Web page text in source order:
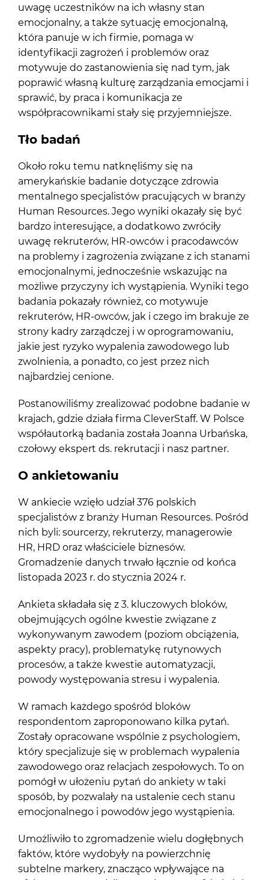
uwagę uczestników na ich własny stan
emocjonalny, a także sytuację emocjonalną,
która panuje w ich firmie, pomaga w
identyfikacji zagrożeń i problemów oraz
motywuje do zastanowienia się nad tym, jak
poprawić własną kulturę zarządzania emocjami i
sprawić, by praca i komunikacja ze
współpracownikami stały się przyjemniejsze.
Tło badań
Około roku temu natknęliśmy się na
amerykańskie badanie dotyczące zdrowia
mentalnego specjalistów pracujących w branży
Human Resources. Jego wyniki okazały się być
bardzo interesujące, a dodatkowo zwróciły
uwagę rekruterów, HR-owców i pracodawców
na problemy i zagrożenia związane z ich stanami
emocjonalnymi, jednocześnie wskazując na
możliwe przyczyny ich wystąpienia. Wyniki tego
badania pokazały również, co motywuje
rekruterów, HR-owców, jak i czego im brakuje ze
strony kadry zarządczej i w oprogramowaniu,
jakie jest ryzyko wypalenia zawodowego lub
zwolnienia, a ponadto, co jest przez nich
najbardziej cenione.
Postanowiliśmy zrealizować podobne badanie w
krajach, gdzie działa firma CleverStaff. W Polsce
współautorką badania została Joanna Urbańska,
czołowy ekspert ds. rekrutacji i nasz partner.
O ankietowaniu
W ankiecie wzięło udział 376 polskich
specjalistów z branży Human Resources. Pośród
nich byli: sourcerzy, rekruterzy, managerowie
HR, HRD oraz właściciele biznesów.
Gromadzenie danych trwało łącznie od końca
listopada 2023 r. do stycznia 2024 r.
Ankieta składała się z 3. kluczowych bloków,
obejmujących ogólne kwestie związane z
wykonywanym zawodem (poziom obciążenia,
aspekty pracy), problematykę rutynowych
procesów, a także kwestie automatyzacji,
powody występowania stresu i wypalenia.
W ramach każdego spośród bloków
respondentom zaproponowano kilka pytań.
Zostały opracowane wspólnie z psychologiem,
który specjalizuje się w problemach wypalenia
zawodowego oraz relacjach zespołowych. To on
pomógł w ułożeniu pytań do ankiety w taki
sposób, by pozwalały na ustalenie cech stanu
emocjonalnego i powodów jego wystąpienia.
Umożliwiło to zgromadzenie wielu dogłębnych
faktów, które wydobyły na powierzchnię
subtelne markery, znacząco wpływające na